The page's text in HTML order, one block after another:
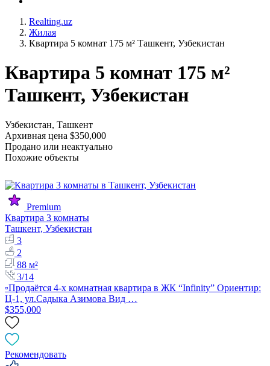
Realting.uz
Жилая
Квартира 5 комнат 175 м² Ташкент, Узбекистан
Квартира 5 комнат 175 м²
Ташкент, Узбекистан
Узбекистан, Ташкент
Архивная цена $350,000
Продано или неактуально
Похожие объекты
Premium
Квартира 3 комнаты
Ташкент, Узбекистан
3
2
88 м²
3/14
▫️Продаётся 4-х комнатная квартира в ЖК “Infinity” Ориентир:
Ц-1, ул.Садыка Азимова Вид …
$355,000
Рекомендовать